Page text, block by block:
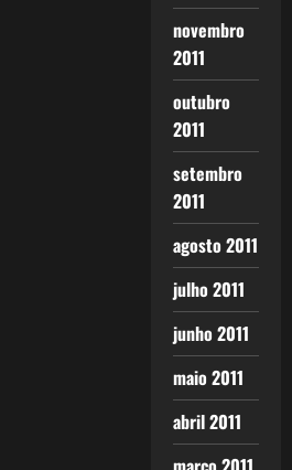
novembro
2011
outubro
2011
setembro
2011
agosto 2011
julho 2011
junho 2011
maio 2011
abril 2011